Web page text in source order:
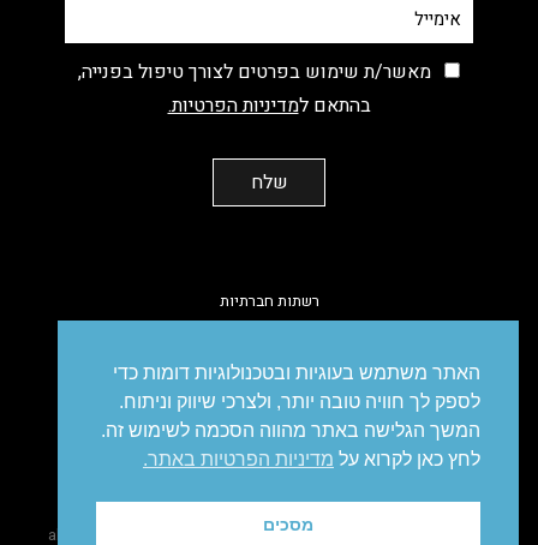
מאשר/ת שימוש בפרטים לצורך טיפול בפנייה,
בהתאם למדיניות הפרטיות.
רשתות חברתיות
עיצוב עיצוב אריזות פרסום סושיאל דיגיטל
האתר משתמש בעוגיות ובטכנולוגיות דומות כדי
לספק לך חוויה טובה יותר, ולצרכי שיווק וניתוח.
המשך הגלישה באתר מהווה הסכמה לשימוש זה.
לחץ כאן לקרוא על מדיניות הפרטיות באתר.
מסכים